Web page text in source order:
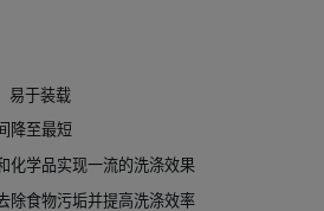
易于装载
降至最短
化学品实现一流的洗涤效果
除食物污垢并提高洗涤效率